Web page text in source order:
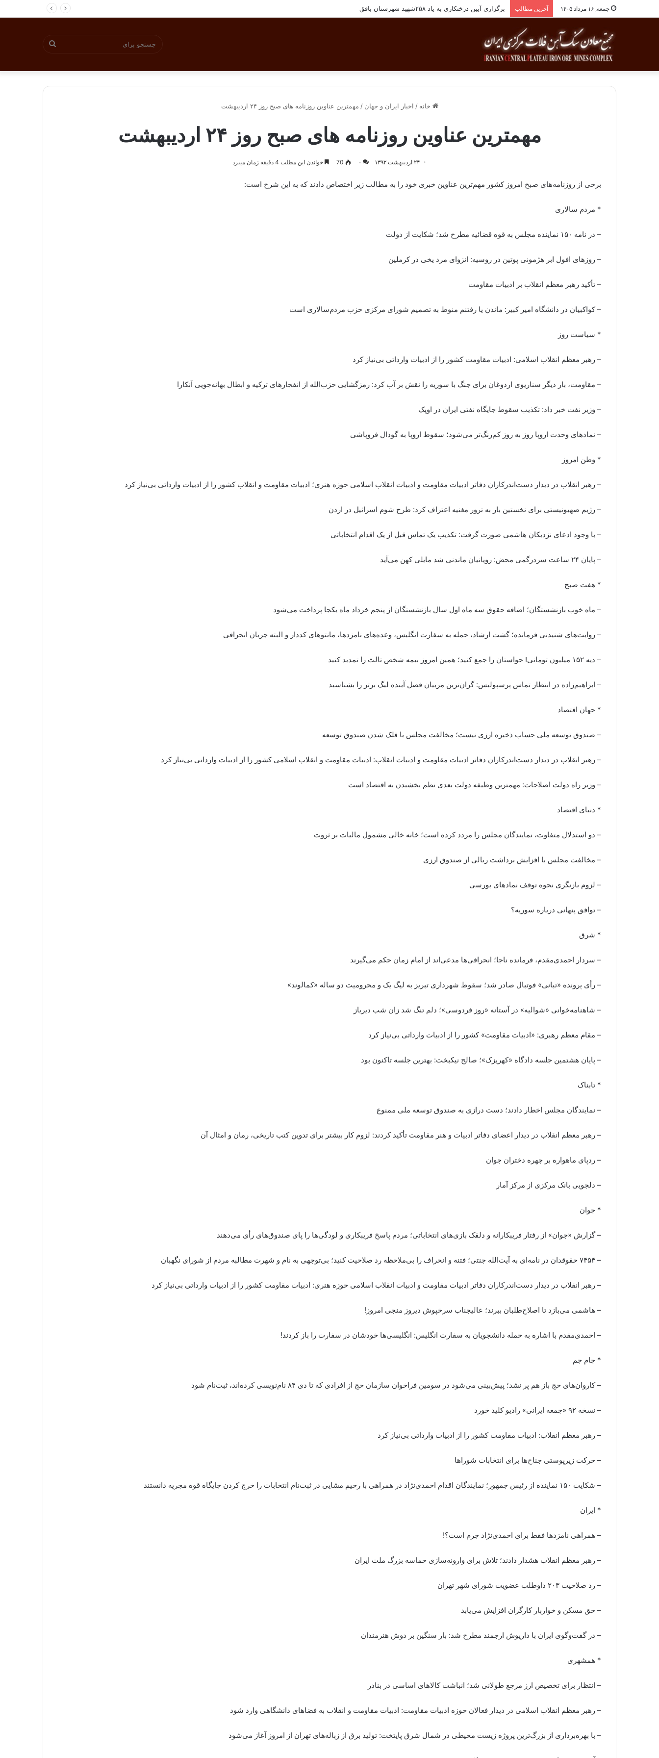
جمعه, ۱۶ مرداد ۱۴۰۵ آخرین مطالب برگزاری آیین درختکاری به یاد ۲۵۸شهید شهرستان بافق
خانه / اخبار ایران و جهان / مهمترین عناوین روزنامه های صبح روز ۲۴ اردیبهشت
مهمترین عناوین روزنامه های صبح روز ۲۴ اردیبهشت
۲۴ اردیبهشت ۱۳۹۲ ۰ 70 خواندن این مطلب 4 دقیقه زمان میبرد
برخی از روزنامه‌های صبح امروز کشور مهم‌ترین عناوین خبری خود را به مطالب زیر اختصاص دادند که به این شرح است:
* مردم سالاری
– در نامه ۱۵۰ نماینده مجلس به قوه قضائیه مطرح شد؛ شکایت از دولت
– روزهای افول ابر هژمونی پوتین در روسیه: انزوای مرد یخی در کرملین
– تأکید رهبر معظم انقلاب بر ادبیات مقاومت
– کواکبیان در دانشگاه امیر کبیر: ماندن یا رفتنم منوط به تصمیم شورای مرکزی حزب مردم‌سالاری است
* سیاست روز
– رهبر معظم انقلاب اسلامی: ادبیات مقاومت کشور را از ادبیات وارداتی بی‌نیاز کرد
– مقاومت، بار دیگر سناریوی اردوغان برای جنگ با سوریه را نقش بر آب کرد: رمزگشایی حزب‌الله از انفجارهای ترکیه و ابطال بهانه‌جویی آنکارا
– وزیر نفت خبر داد: تکذیب سقوط جایگاه نفتی ایران در اوپک
– نمادهای وحدت اروپا روز به روز کم‌رنگ‌تر می‌شود؛ سقوط اروپا به گودال فروپاشی
* وطن امروز
– رهبر انقلاب در دیدار دست‌اندرکاران دفاتر ادبیات مقاومت و ادبیات انقلاب اسلامی حوزه هنری؛ ادبیات مقاومت و انقلاب کشور را از ادبیات وارداتی بی‌نیاز کرد
– رژیم صهیونیستی برای نخستین بار به ترور مغنیه اعتراف کرد: طرح شوم اسرائیل در اردن
– با وجود ادعای نزدیکان هاشمی صورت گرفت: تکذیب یک تماس قبل از یک اقدام انتخاباتی
– پایان ۲۴ ساعت سردرگمی محض: رویانیان ماندنی شد مایلی کهن می‌آید
* هفت صبح
– ماه خوب بازنشستگان؛ اضافه حقوق سه ماه اول سال بازنشستگان از پنجم خرداد ماه یکجا پرداخت می‌شود
– روایت‌های شنیدنی فرمانده؛ گشت ارشاد، حمله به سفارت انگلیس، وعده‌های نامزدها، مانتوهای کددار و البته جریان انحرافی
– دیه ۱۵۲ میلیون تومانی! حواستان را جمع کنید؛ همین امروز بیمه شخص ثالث را تمدید کنید
– ابراهیم‌زاده در انتظار تماس پرسپولیس: گران‌ترین مربیان فصل آینده لیگ برتر را بشناسید
* جهان اقتصاد
– صندوق توسعه ملی حساب ذخیره ارزی نیست؛ مخالفت مجلس با قلک شدن صندوق توسعه
– رهبر انقلاب در دیدار دست‌اندرکاران دفاتر ادبیات مقاومت و ادبیات انقلاب: ادبیات مقاومت و انقلاب اسلامی کشور را از ادبیات وارداتی بی‌نیاز کرد
– وزیر راه دولت اصلاحات: مهمترین وظیفه دولت بعدی نظم بخشیدن به اقتصاد است
* دنیای اقتصاد
– دو استدلال متفاوت، نمایندگان مجلس را مردد کرده است؛ خانه خالی مشمول مالیات بر ثروت
– مخالفت مجلس با افزایش برداشت ریالی از صندوق ارزی
– لزوم بازنگری نحوه توقف نمادهای بورسی
– توافق پنهانی درباره سوریه؟
* شرق
– سردار احمدی‌مقدم، فرمانده ناجا؛ انحرافی‌ها مدعی‌اند از امام زمان حکم می‌گیرند
– رأی پرونده «تبانی» فوتبال صادر شد؛ سقوط شهرداری تبریز به لیگ یک و محرومیت دو ساله «کمالوند»
– شاهنامه‌خوانی «شوالیه» در آستانه «روز فردوسی»؛ دلم تنگ شد زان شب دیریاز
– مقام معظم رهبری: «ادبیات مقاومت» کشور را از ادبیات وارداتی بی‌نیاز کرد
– پایان هشتمین جلسه دادگاه «کهریزک»؛ صالح نیکبخت: بهترین جلسه تاکنون بود
* تابناک
– نمایندگان مجلس اخطار دادند؛ دست درازی به صندوق توسعه ملی ممنوع
– رهبر معظم انقلاب در دیدار اعضای دفاتر ادبیات و هنر مقاومت تأکید کردند: لزوم کار بیشتر برای تدوین کتب تاریخی، رمان و امثال آن
– ردپای ماهواره بر چهره دختران جوان
– دلجویی بانک مرکزی از مرکز آمار
* جوان
– گزارش «جوان» از رفتار فریبکارانه و دلقک ‌بازی‌های انتخاباتی؛ مردم پاسخ فریبکاری و لودگی‌ها را پای صندوق‌های رأی می‌دهند
– ۷۴۵۴ حقوقدان در نامه‌ای به آیت‌الله جنتی؛ فتنه و انحراف را بی‌ملاحظه رد صلاحیت کنید؛ بی‌توجهی به نام و شهرت مطالبه مردم از شورای نگهبان
– رهبر انقلاب در دیدار دست‌اندرکاران دفاتر ادبیات مقاومت و ادبیات انقلاب اسلامی حوزه هنری: ادبیات مقاومت کشور را از ادبیات وارداتی بی‌نیاز کرد
– هاشمی می‌بازد تا اصلاح‌طلبان ببرند؛ عالیجناب سرخپوش دیروز منجی امروز!
– احمدی‌مقدم با اشاره به حمله دانشجویان به سفارت انگلیس: انگلیسی‌ها خودشان در سفارت را باز کردند!
* جام جم
– کاروان‌های حج باز هم پر نشد؛ پیش‌بینی می‌شود در سومین فراخوان سازمان حج از افرادی که تا دی ۸۴ نام‌نویسی کرده‌اند، ثبت‌نام شود
– نسخه ۹۲ «جمعه ایرانی» رادیو کلید خورد
– رهبر معظم انقلاب: ادبیات مقاومت کشور را از ادبیات وارداتی بی‌نیاز کرد
– حرکت زیرپوستی جناح‌ها برای انتخابات شوراها
– شکایت ۱۵۰ نماینده از رئیس‌ جمهور؛ نمایندگان اقدام احمدی‌نژاد در همراهی با رحیم مشایی در ثبت‌نام انتخابات را خرج کردن جایگاه قوه مجریه دانستند
* ایران
– همراهی نامزدها فقط برای احمدی‌نژاد جرم است؟!
– رهبر معظم انقلاب هشدار دادند؛ تلاش برای وارونه‌سازی حماسه بزرگ ملت ایران
– رد صلاحیت ۲۰۳ داوطلب عضویت شورای شهر تهران
– حق مسکن و خواربار کارگران افزایش می‌یابد
– در گفت‌وگوی ایران با داریوش ارجمند مطرح شد: بار سنگین بر دوش هنرمندان
* همشهری
– انتظار برای تخصیص ارز مرجع طولانی شد؛ انباشت کالاهای اساسی در بنادر
– رهبر معظم انقلاب اسلامی در دیدار فعالان حوزه ادبیات مقاومت: ادبیات مقاومت و انقلاب به فضاهای دانشگاهی وارد شود
– با بهره‌برداری از بزرگ‌ترین پروژه زیست محیطی در شمال شرق پایتخت: تولید برق از زباله‌های تهران از امروز آغاز می‌شود